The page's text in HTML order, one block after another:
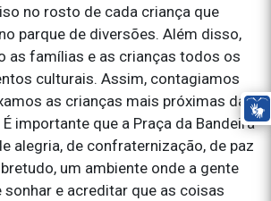
no rosto de cada criança que
parque de diversões. Além disso,
as famílias e as crianças todos os
culturais. Assim, contagiamos
as crianças mais próximas da
importante que a Praça da Bandeira
alegria, de confraternização, de paz
um ambiente onde a gente
e acreditar que as coisas